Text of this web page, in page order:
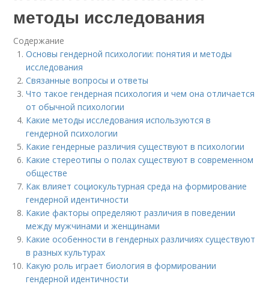
методы исследования
Содержание
Основы гендерной психологии: понятия и методы
исследования
Связанные вопросы и ответы
Что такое гендерная психология и чем она отличается
от обычной психологии
Какие методы исследования используются в
гендерной психологии
Какие гендерные различия существуют в психологии
Какие стереотипы о полах существуют в современном
обществе
Как влияет социокультурная среда на формирование
гендерной идентичности
Какие факторы определяют различия в поведении
между мужчинами и женщинами
Какие особенности в гендерных различиях существуют
в разных культурах
Какую роль играет биология в формировании
гендерной идентичности